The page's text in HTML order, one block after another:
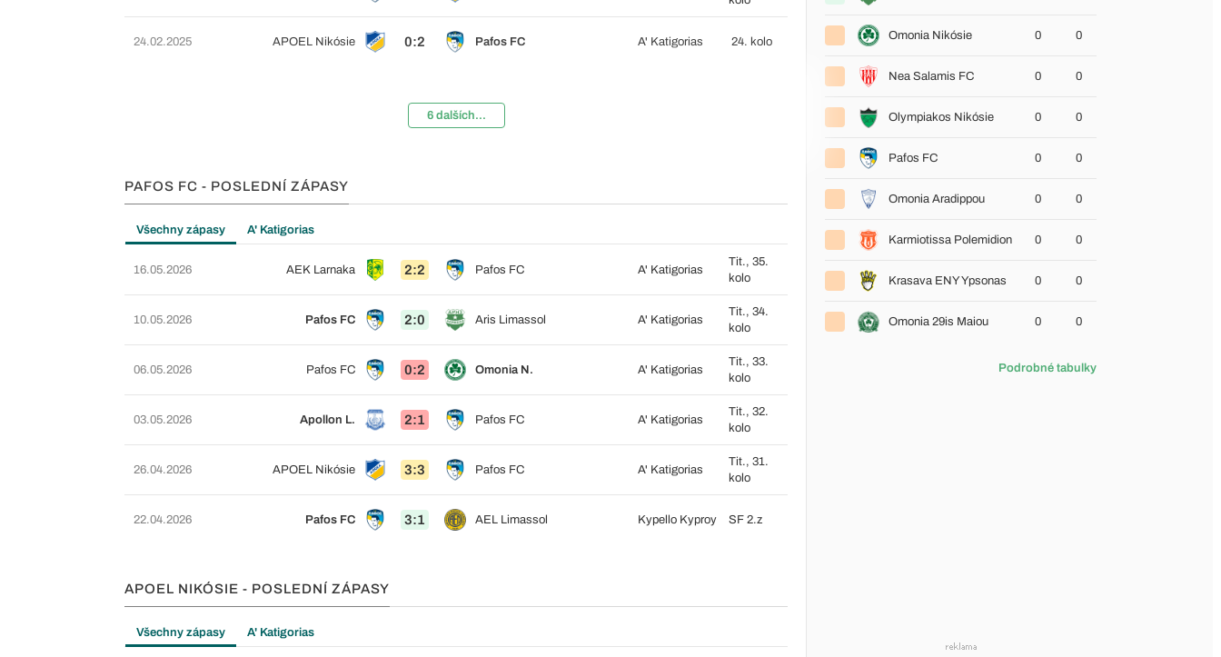
24.02.2025 APOEL Nikósie 0:2 Pafos FC A' Katigorias 24. kolo
6 dalších...
PAFOS FC - POSLEDNÍ ZÁPASY
Všechny zápasy A' Katigorias
16.05.2026 AEK Larnaka 2:2 Pafos FC A' Katigorias
Tit., 35.
kolo
10.05.2026 Pafos FC 2:0 Aris Limassol A' Katigorias
Tit., 34.
kolo
06.05.2026 Pafos FC 0:2 Omonia N. A' Katigorias
Tit., 33.
kolo
03.05.2026 Apollon L. 2:1 Pafos FC A' Katigorias
Tit., 32.
kolo
26.04.2026 APOEL Nikósie 3:3 Pafos FC A' Katigorias
Tit., 31.
kolo
22.04.2026 Pafos FC 3:1 AEL Limassol Kypello Kyproy SF 2.z
APOEL NIKÓSIE - POSLEDNÍ ZÁPASY
Všechny zápasy A' Katigorias
Omonia Nikósie 0 0
Nea Salamis FC 0 0
Olympiakos Nikósie 0 0
Pafos FC 0 0
Omonia Aradippou 0 0
Karmiotissa Polemidion 0 0
Krasava ENY Ypsonas 0 0
Omonia 29is Maiou 0 0
Podrobné tabulky